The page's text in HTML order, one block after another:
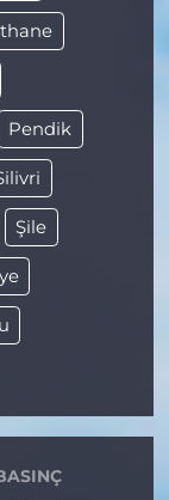
Pendik
Şile